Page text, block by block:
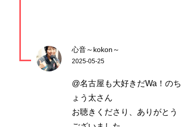
心音～kokon～
2025-05-25
@名古屋も大好きだWa！のち
ょう太さん
お聴きくださり、ありがとう